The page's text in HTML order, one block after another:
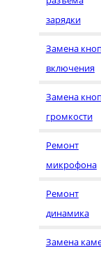
зарядки
Замена
включения
Замена
громкости
Ремонт
микрофона
Ремонт
динамика
Замена